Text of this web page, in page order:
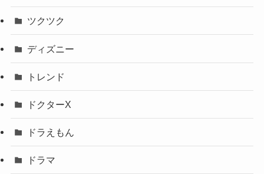
ツクツク
ディズニー
トレンド
ドクターX
ドラえもん
ドラマ